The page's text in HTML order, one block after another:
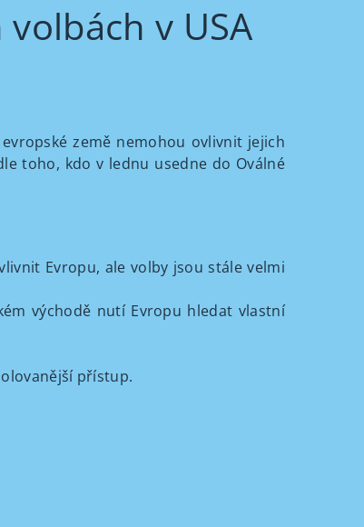
v USA
země nemohou ovlivnit jejich
toho, kdo v lednu usedne do Oválné
Evropu, ale volby jsou stále velmi
východě nutí Evropu hledat vlastní
přístup.